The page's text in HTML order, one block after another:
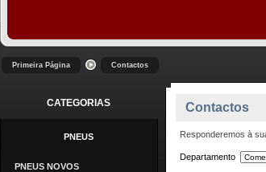
Primeira Página Contactos
CATEGORIAS
PNEUS
PNEUS NOVOS
Contactos
Responderemos à
Departamento